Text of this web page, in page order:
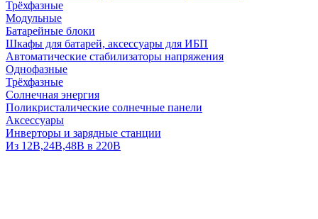
Трёхфазные
Модульные
Батарейные блоки
Шкафы для батарей, аксессуары для ИБП
Автоматические стабилизаторы напряжения
Однофазные
Трёхфазные
Солнечная энергия
Поликристалические солнечные панели
Аксессуары
Инверторы и зарядные станции
Из 12В,24В,48В в 220В